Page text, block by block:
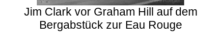
Jim Clark vor Graham Hill auf dem
Bergabstück zur Eau Rouge